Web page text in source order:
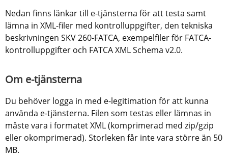
Nedan finns länkar till e-tjänsterna för att testa samt
lämna in XML-filer med kontrolluppgifter, den tekniska
beskrivningen SKV 260-FATCA, exempelfiler för FATCA-
kontrolluppgifter och FATCA XML Schema v2.0.
Om e-tjänsterna
Du behöver logga in med e-legitimation för att kunna
använda e-tjänsterna. Filen som testas eller lämnas in
måste vara i formatet XML (komprimerad med zip/gzip
eller okomprimerad). Storleken får inte vara större än 50
MB.